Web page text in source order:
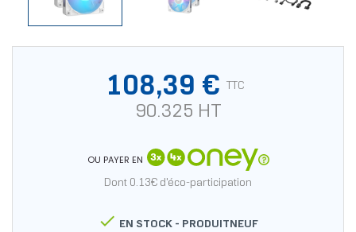
108,39 € TTC
90.325 HT
OU PAYER EN
Dont 0.13€ d'éco-participation
 EN STOCK - PRODUITNEUF